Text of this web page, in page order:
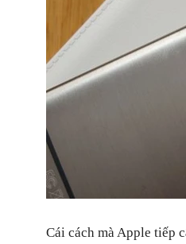
Cái cách mà Apple tiếp